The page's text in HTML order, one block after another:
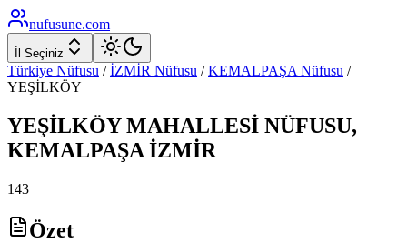
nufusune.com
İl Seçiniz
Türkiye Nüfusu / İZMİR Nüfusu / KEMALPAŞA Nüfusu /
YEŞİLKÖY
YEŞİLKÖYMAHALLESİ NÜFUSU,
KEMALPAŞA İZMİR
143
Özet